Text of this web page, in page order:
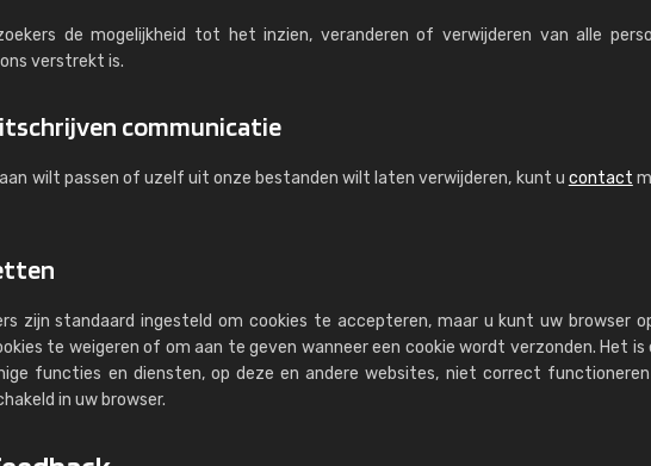
de mogelijkheid tot het inzien, veranderen of verwijderen van alle
verstrekt is.
communicatie
wilt passen of uzelf uit onze bestanden wilt laten verwijderen, kunt u contact
zijn standaard ingesteld om cookies te accepteren, maar u kunt uw browser
te weigeren of om aan te geven wanneer een cookie wordt verzonden. Het
functies en diensten, op deze en andere websites, niet correct functioneren
in uw browser.